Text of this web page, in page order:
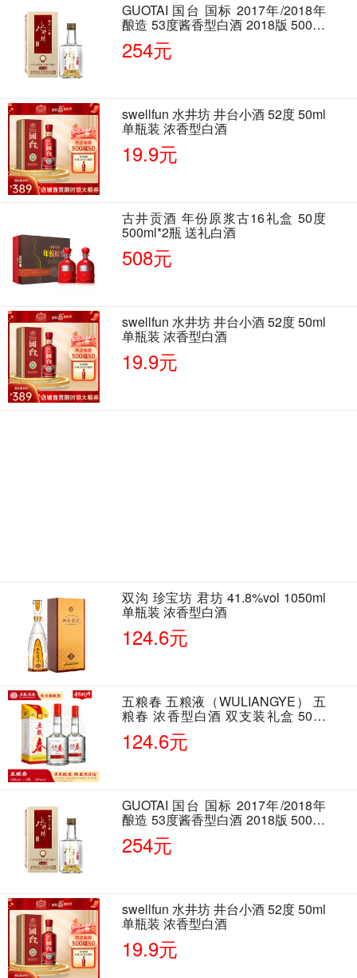
GUOTAI 国台 国标 2017年/2018年
酿造 53度酱香型白酒 2018版 500ml
单瓶装
254元
swellfun 水井坊 井台小酒 52度 50ml
单瓶装 浓香型白酒
19.9元
古井贡酒 年份原浆古16礼盒 50度
500ml*2瓶 送礼白酒
508元
swellfun 水井坊 井台小酒 52度 50ml
单瓶装 浓香型白酒
19.9元
双沟 珍宝坊 君坊 41.8%vol 1050ml
单瓶装 浓香型白酒
124.6元
五粮春 五粮液（WULIANGYE） 五
粮春 浓香型白酒 双支装礼盒 50度
500ml*2瓶 含酒具
124.6元
GUOTAI 国台 国标 2017年/2018年
酿造 53度酱香型白酒 2018版 500ml
单瓶装
254元
swellfun 水井坊 井台小酒 52度 50ml
单瓶装 浓香型白酒
19.9元